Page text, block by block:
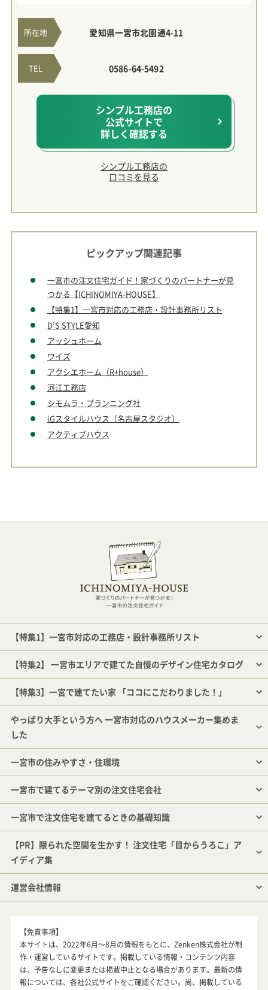
所在地 愛知県一宮市北園通4-11
TEL 0586-64-5492
シンプル工務店の
公式サイトで
詳しく確認する
シンプル工務店の
口コミを見る
ピックアップ関連記事
一宮市の注文住宅ガイド！家づくりのパートナーが見
つかる【ICHINOMIYA-HOUSE】
【特集1】一宮市対応の工務店・設計事務所リスト
D’S STYLE愛知
アッシュホーム
ワイズ
アクシエホーム（R+house）
河江工務店
シモムラ・プランニング社
iGスタイルハウス（名古屋スタジオ）
アクティブハウス
【特集1】一宮市対応の工務店・設計事務所リスト
【特集2】 一宮市エリアで建てた自慢のデザイン住宅カタログ
【特集3】一宮で建てたい家 「ココにこだわりました！」
やっぱり大手という方へ 一宮市対応のハウスメーカー集めま
した
一宮市の住みやすさ・住環境
一宮市で建てるテーマ別の注文住宅会社
一宮市で注文住宅を建てるときの基礎知識
【PR】限られた空間を生かす！ 注文住宅「目からうろこ」ア
イディア集
運営会社情報
【免責事項】
本サイトは、2022年6月～8月の情報をもとに、Zenken株式会社が制
作・運営しているサイトです。掲載している情報・コンテンツ内容
は、予告なしに変更または掲載中止となる場合があります。最新の情
報については、各社公式サイトをご確認ください。尚、掲載している